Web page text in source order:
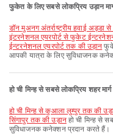
फुकेत के लिए सबसे लोकप्रिय उड़ान
डॉन मुअनग अंतर्राष्ट्रीय हवाई
इंटरनेशनल एयरपोर्ट से फुकेट
ईन्टरनेशनल एयरपोर्ट तक की उड़ान
आपकी यात्रा के लिए सुविधाजनक
हो ची मिन्ह से सबसे लोकप्रिय शहर
हो ची मिन्ह से कुआला लुम्पुर तक की
सिंगापुर तक की उड़ानहो ची मिन्ह से
सुविधाजनक कनेक्शन प्रदान करते हैं।